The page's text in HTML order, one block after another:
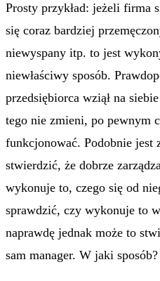
Prosty przykład: jeżeli firma
się coraz bardziej
niewyspany itp. to jest
niewłaściwy sposób.
przedsiębiorca wziął na
tego nie zmieni, po pewnym
funkcjonować. Podobnie jest
stwierdzić, że dobrze
wykonuje to, czego się od
sprawdzić, czy wykonuje to
naprawdę jednak może to
sam manager. W jaki sposób?